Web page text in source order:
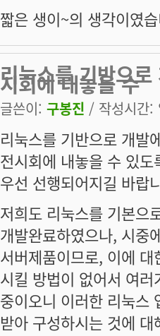
짧은 생이~의 생각이였
리눅스를 기반으
시회에 내놓을 수
글쓴이: 구봉진 / 작성시간
리눅스를 기반으로 개발
전시회에 내놓을 수 있
우선 선행되어지길 바랍
저희도 리눅스를 기본
개발완료하였으나, 시중
서버제품이므로, 이에
시킬 방법이 없어서 여
중이오니 이러한 리눅스
받아 구성하시는 것에